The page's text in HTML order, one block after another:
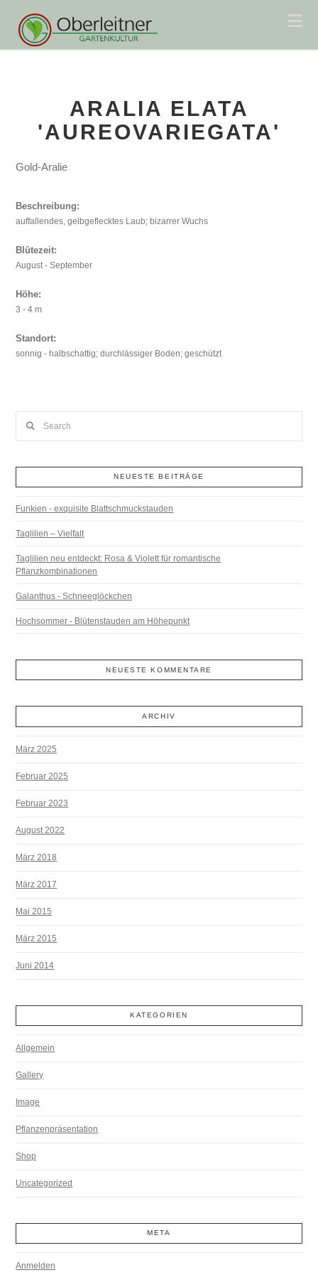
ARALIA ELATA
'AUREOVARIEGATA'
Gold-Aralie
Beschreibung:
auffallendes, gelbgeflecktes Laub; bizarrer Wuchs
Blütezeit:
August - September
Höhe:
3 - 4 m
Standort:
sonnig - halbschattig; durchlässiger Boden; geschützt
NEUESTE BEITRÄGE
Funkien - exquisite Blattschmuckstauden
Taglilien – Vielfalt
Taglilien neu entdeckt: Rosa & Violett für romantische
Pflanzkombinationen
Galanthus - Schneeglöckchen
Hochsommer - Blütenstauden am Höhepunkt
NEUESTE KOMMENTARE
ARCHIV
März 2025
Februar 2025
Februar 2023
August 2022
März 2018
März 2017
Mai 2015
März 2015
Juni 2014
KATEGORIEN
Allgemein
Gallery
Image
Pflanzenpräsentation
Shop
Uncategorized
META
Anmelden